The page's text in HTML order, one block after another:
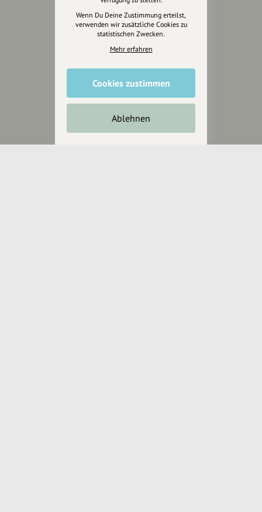
unsere Plattform
hey.bayern ist ein Projekt von
uns für unsere Region und
für alle, die uns besuchen
Wenn Du Deine Zustimmung erteilst,
verwenden wir zusätzliche Cookies zu
statistischen Zwecken.
Mehr erfahren
Cookies zustimmen
Ablehnen